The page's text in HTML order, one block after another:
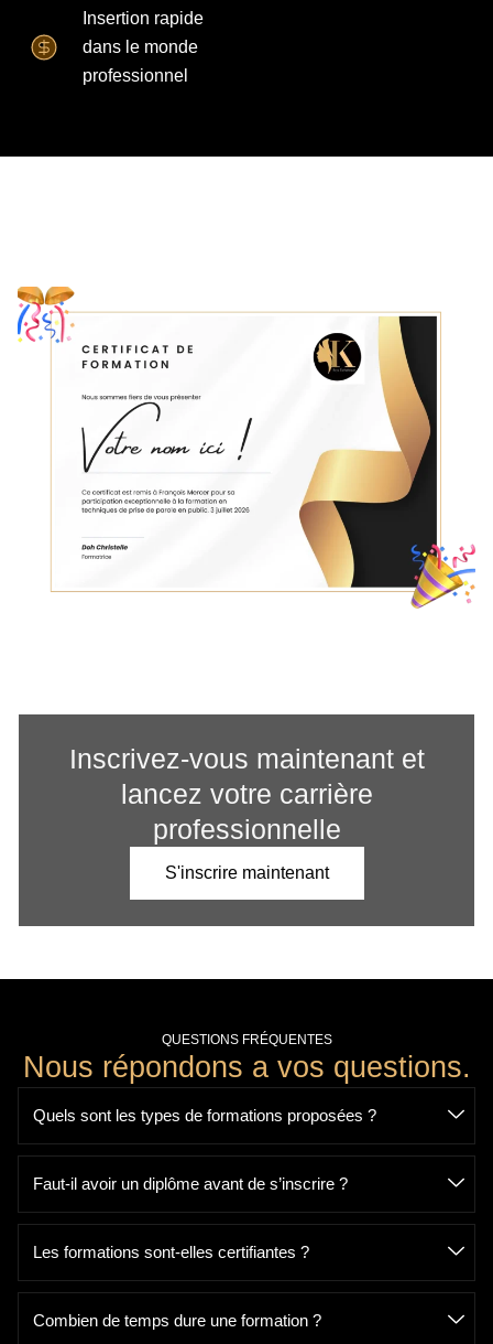
Insertion rapide
dans le monde
professionnel
Inscrivez-vous maintenant et
lancez votre carrière
professionnelle
S'inscrire maintenant
QUESTIONS FRÉQUENTES
Nous répondons a vos questions.
Quels sont les types de formations proposées ?
Faut-il avoir un diplôme avant de s’inscrire ?
Les formations sont-elles certifiantes ?
Combien de temps dure une formation ?